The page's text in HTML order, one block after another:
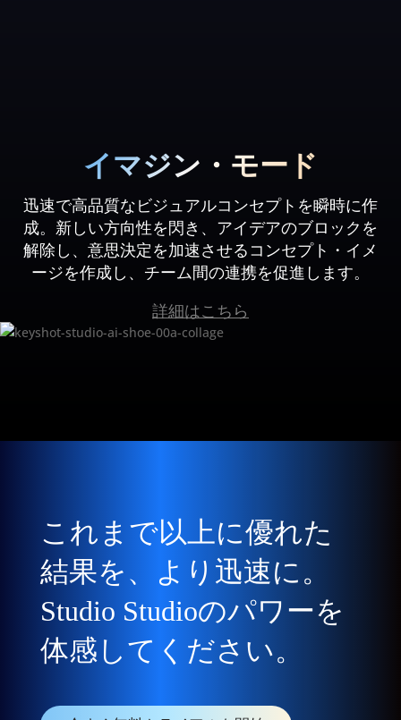
イマジン・モード
迅速で高品質なビジュアルコンセプトを瞬時に作
成。新しい方向性を閃き、アイデアのブロックを
解除し、意思決定を加速させるコンセプト・イメ
ージを作成し、チーム間の連携を促進します。
詳細はこちら
これまで以上に優れた
結果を、より迅速に。
Studio Studioのパワーを
体感してください。